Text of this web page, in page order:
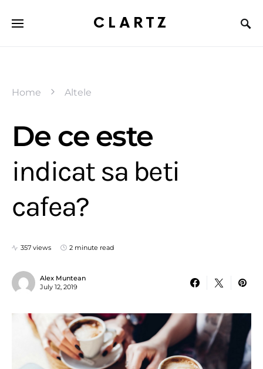
CLARTZ
Home Altele
De ce este
indicat sa beti
cafea?
357 views 2 minute read
Alex Muntean
July 12, 2019